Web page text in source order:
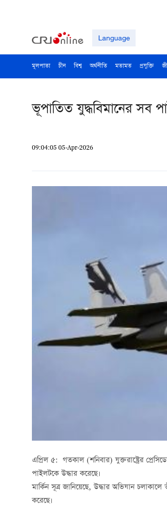
Language
মূলপাতা চীন বিশ্ব অর্থনীতি মতামত প্রযুক্তি
ভূপাতিত যুদ্ধবিমানের সব
09:04:05 05-Apr-2026
এপ্রিল ৫: গতকাল (শনিবার) যুক্তরাষ্ট্রের
পাইলটকে উদ্ধার করেছে।
মার্কিন সূত্র জানিয়েছে, উদ্ধার অভিযান
করেছে।